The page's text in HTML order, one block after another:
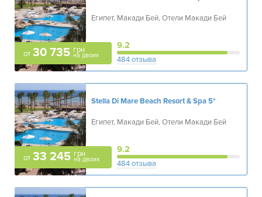
от 30 735 грн
на двоих
Египет, Макади Бей, Отели Макади Бей
9.2
484 отзыва
от 33 245 грн
на двоих
Stella Di Mare Beach Resort & Spa5*
Египет, Макади Бей, Отели Макади Бей
9.2
484 отзыва